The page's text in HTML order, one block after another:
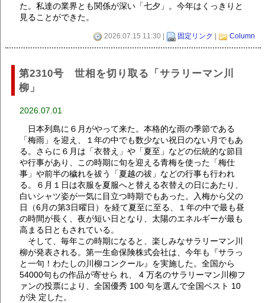
た。私達の業界とも関係が深い「七夕」。今年はくっきりと
見ることができた。
2026.07.15 11:30 | 固定リンク Column
第2310号 世相を切り取る「サラリーマン川
柳」
2026.07.01
日本列島に６月がやって来た。本格的な雨の季節である
「梅雨」を迎え、１年の中でも数少ない祝日のない月でもあ
る。さらに６月は「衣替え」や「夏至」などの伝統的な節目
や行事があり、この時期に旬を迎える青梅を使った「梅仕
事」や前半の穢れを祓う「夏越の祓」などの行事も行われ
る。６月１日は衣服を夏服へと替える衣替えの日にあたり、
白いシャツ姿が一気に目立つ時期でもあった。入梅から父の
日（6月の第3日曜日）を経て夏至に至る、１年の中で最も昼
の時間が長く、夜が短い日となり、太陽のエネルギーが最も
高まる日ともされている。
そして、毎年この時期になると、楽しみなサラリーマン川
柳が発表される。第一生命保険株式会社は、今年も『サラっ
と一句！わたしの川柳コンクール』を実施した。全国から
54000句もの作品が寄せら れ、 4 万名のサラリーマン川柳フ
ァンの投票により、全国優秀 100 句を選んで全国ベスト 10
が決 定した。